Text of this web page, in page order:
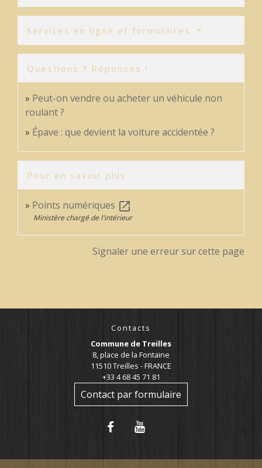
Services en ligne et formulaires
Questions ? Réponses !
Peut-on vendre ou acheter un véhicule non
roulant ?
Épave : que devient la voiture accidentée ?
Pour en savoir plus
Points numériques open_in_new
Ministère chargé de l'intérieur
Signaler une erreur sur cette page
Contacts
Commune de Treilles
8, place de la Fontaine
11510 Treilles - FRANCE
+33 4 68 45 71 81
Contact par formulaire